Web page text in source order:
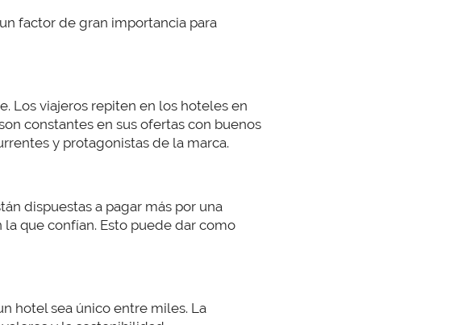
factor de gran importancia para
Los viajeros repiten en los hoteles en
constantes en sus ofertas con buenos
y protagonistas de la marca.
dispuestas a pagar más por una
que confían. Esto puede dar como
hotel sea único entre miles. La